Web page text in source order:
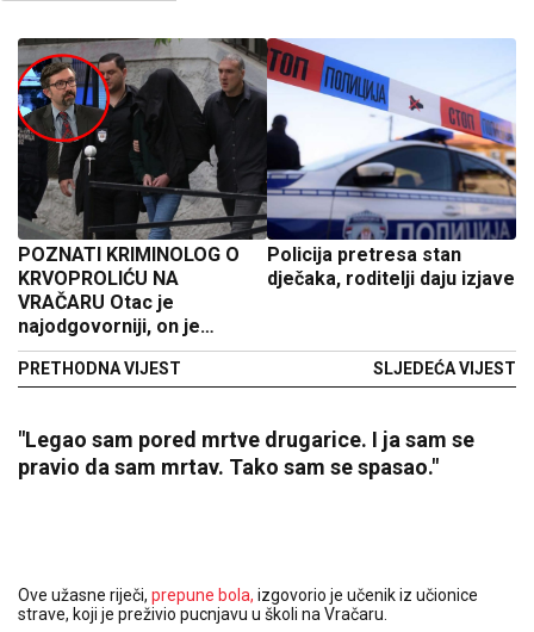
POZNATI KRIMINOLOG O
KRVOPROLIĆU NA
VRAČARU Otac je
najodgovorniji, on je
posredno izvršio ovo
krivično djelo
PRETHODNA VIJEST
Policija pretresa stan
dječaka, roditelji daju izjave
SLJEDEĆA VIJEST
"Legao sam pored mrtve drugarice. I ja sam se
pravio da sam mrtav. Tako sam se spasao."
Ove užasne riječi, prepune bola, izgovorio je učenik iz učionice
strave, koji je preživio pucnjavu u školi na Vračaru.